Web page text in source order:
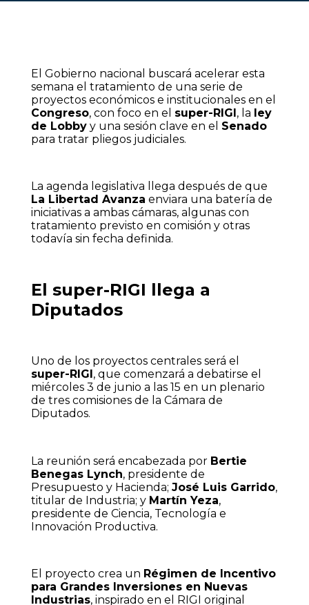
El Gobierno nacional buscará acelerar esta
semana el tratamiento de una serie de
proyectos económicos e institucionales en el
Congreso, con foco en el super-RIGI, la ley
de Lobbyy una sesión clave en el Senado
para tratar pliegos judiciales.
La agenda legislativa llega después de que
La Libertad Avanza enviara una batería de
iniciativas a ambas cámaras, algunas con
tratamiento previsto en comisión y otras
todavía sin fecha definida.
El super-RIGI llega a
Diputados
Uno de los proyectos centrales será el
super-RIGI, que comenzará a debatirse el
miércoles 3 de junio a las 15 en un plenario
de tres comisiones de la Cámara de
Diputados.
La reunión será encabezada por Bertie
Benegas Lynch, presidente de
Presupuesto y Hacienda; José Luis Garrido,
titular de Industria; y Martín Yeza,
presidente de Ciencia, Tecnología e
Innovación Productiva.
El proyecto crea un Régimen de Incentivo
para Grandes Inversiones en Nuevas
Industrias, inspirado en el RIGI original